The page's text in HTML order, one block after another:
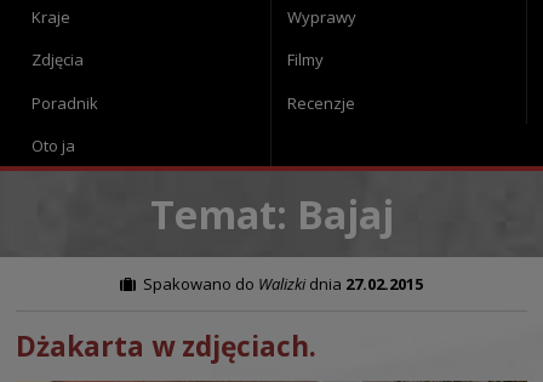
Kraje
Wyprawy
Zdjęcia
Filmy
Poradnik
Recenzje
Oto ja
Temat: Bajaj
Spakowano do Walizkidnia 27.02.2015
Dżakarta w zdjęciach.